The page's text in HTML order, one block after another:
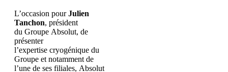
L’occasion pourJulien
Tanchon, président
du Groupe Absolut, de
présenter
l’expertise cryogénique du
Groupe et notamment de
l’une de ses filiales, Absolut